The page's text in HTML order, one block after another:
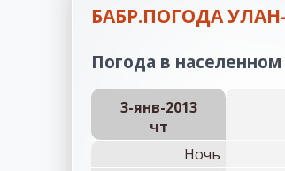
БАБР.ПОГОДА
Погода в
3-янв-2013
чт
Ночь